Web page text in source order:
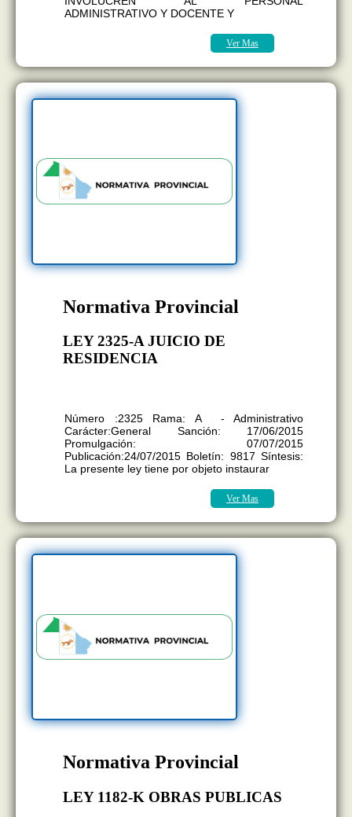
ADMINISTRATIVO Y DOCENTE Y
Ver Mas
Normativa Provincial
LEY 2325-A JUICIO DE
RESIDENCIA
Número :2325 Rama: A - Administrativo
Carácter:General Sanción: 17/06/2015
Promulgación: 07/07/2015
Publicación:24/07/2015 Boletín: 9817 Síntesis:
La presente ley tiene por objeto instaurar
Ver Mas
Normativa Provincial
LEY 1182-K OBRAS PUBLICAS